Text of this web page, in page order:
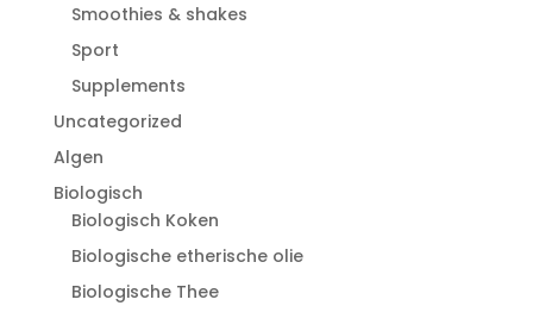
Smoothies & shakes
Sport
Supplements
Uncategorized
Algen
Biologisch
Biologisch Koken
Biologische etherische olie
Biologische Thee